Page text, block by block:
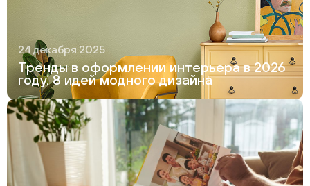
24 декабря 2025
Тренды в оформлении интерьера в 2026
году. 8 идей модного дизайна